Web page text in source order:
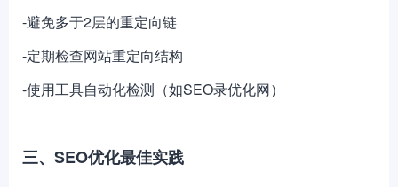
-避免多于2层的重定向链
-定期检查网站重定向结构
-使用工具自动化检测（如SEO录优化网）
三、SEO优化最佳实践